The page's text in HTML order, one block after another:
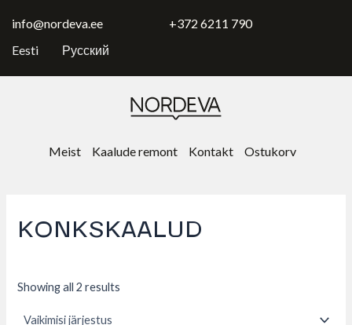
content
info@nordeva.ee
+372 6211 790
Eesti
Русский
Meist Kaalude remont Kontakt Ostukorv
KONKSKAALUD
Showing all 2 results